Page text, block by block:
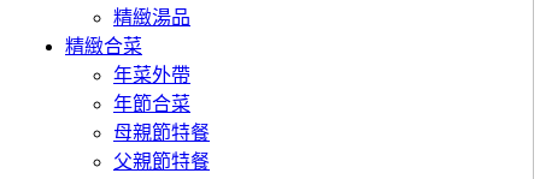
精緻湯品
精緻合菜
年菜外帶
年節合菜
母親節特餐
父親節特餐